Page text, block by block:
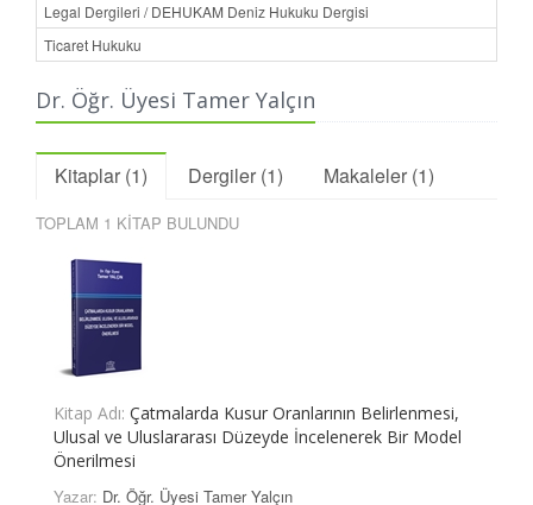
Legal Dergileri / DEHUKAM Deniz Hukuku Dergisi
Ticaret Hukuku
Dr. Öğr. Üyesi Tamer Yalçın
Kitaplar (1) Dergiler (1) Makaleler (1)
TOPLAM 1 KİTAP BULUNDU
Kitap Adı: Çatmalarda Kusur Oranlarının Belirlenmesi,
Ulusal ve Uluslararası Düzeyde İncelenerek Bir Model
Önerilmesi
Yazar: Dr. Öğr. Üyesi Tamer Yalçın